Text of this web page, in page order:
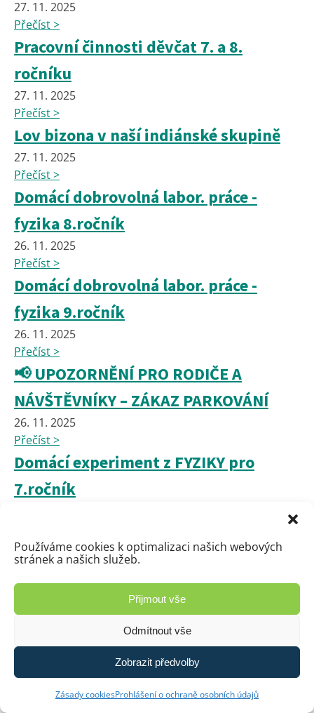
Používáme cookies k optimalizaci našich webových
stránek a našich služeb.
Přijmout vše
Odmítnout vše
Zobrazit předvolby
Zásady cookiesProhlášení o ochraně osobních údajů
27. 11. 2025
Přečíst >
Pracovní činnosti děvčat 7. a 8.
ročníku
27. 11. 2025
Přečíst >
Lov bizona v naší indiánské skupině
27. 11. 2025
Přečíst >
Domácí dobrovolná labor. práce -
fyzika 8.ročník
26. 11. 2025
Přečíst >
Domácí dobrovolná labor. práce -
fyzika 9.ročník
26. 11. 2025
Přečíst >
📢 UPOZORNĚNÍ PRO RODIČE A
NÁVŠTĚVNÍKY – ZÁKAZ PARKOVÁNÍ
26. 11. 2025
Přečíst >
Domácí experiment z FYZIKY pro
7.ročník
Vánoční stromeček radosti a domeček
Přečíst >
Výchova ke zdraví 7.A
Přečíst >
Okresní kolo florbalu